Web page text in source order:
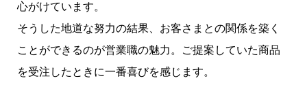
心がけています。
そうした地道な努力の結果、お客さまとの関係を築く
ことができるのが営業職の魅力。ご提案していた商品
を受注したときに一番喜びを感じます。